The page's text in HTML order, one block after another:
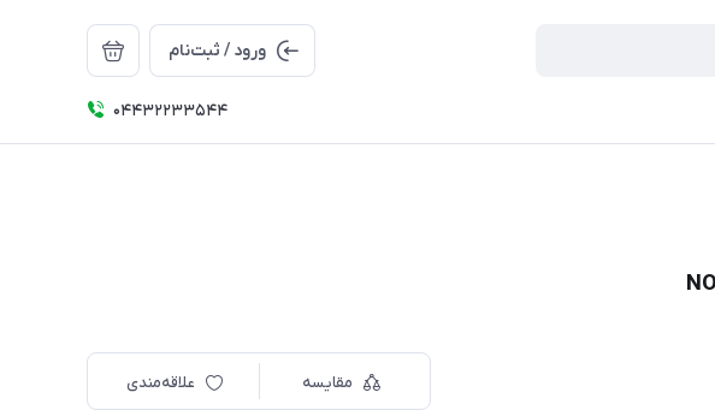
ورود / ثبت‌نام
04432233544
مقایسه علاقه‌مندی